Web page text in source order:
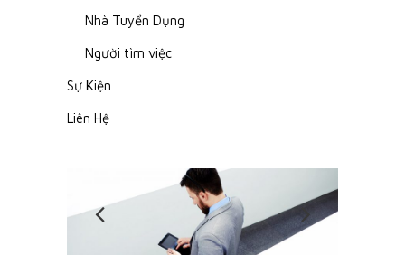
Nhà Tuyển Dụng
Người tìm việc
Sự Kiện
Liên Hệ